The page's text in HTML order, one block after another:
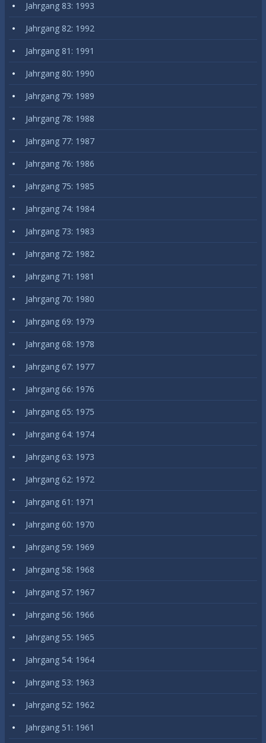
Jahrgang 83: 1993
Jahrgang 82: 1992
Jahrgang 81: 1991
Jahrgang 80: 1990
Jahrgang 79: 1989
Jahrgang 78: 1988
Jahrgang 77: 1987
Jahrgang 76: 1986
Jahrgang 75: 1985
Jahrgang 74: 1984
Jahrgang 73: 1983
Jahrgang 72: 1982
Jahrgang 71: 1981
Jahrgang 70: 1980
Jahrgang 69: 1979
Jahrgang 68: 1978
Jahrgang 67: 1977
Jahrgang 66: 1976
Jahrgang 65: 1975
Jahrgang 64: 1974
Jahrgang 63: 1973
Jahrgang 62: 1972
Jahrgang 61: 1971
Jahrgang 60: 1970
Jahrgang 59: 1969
Jahrgang 58: 1968
Jahrgang 57: 1967
Jahrgang 56: 1966
Jahrgang 55: 1965
Jahrgang 54: 1964
Jahrgang 53: 1963
Jahrgang 52: 1962
Jahrgang 51: 1961